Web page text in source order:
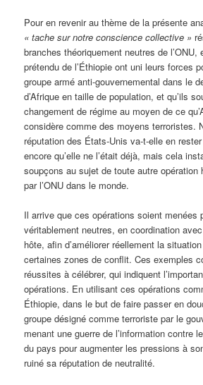
Pour en revenir au thème de la présente
« tache sur notre conscience collective »
branches théoriquement neutres de l’ONU,
prétendu de l’Éthiopie ont uni leurs forces
groupe armé anti-gouvernemental dans le
d’Afrique en taille de population, et qu’ils
changement de régime au moyen de ce
considère comme des moyens terroristes.
réputation des États-Unis va-t-elle en
encore qu’elle ne l’était déjà, mais cela
soupçons au sujet de toute autre opération
par l’ONU dans le monde.
Il arrive que ces opérations soient menées
véritablement neutres, en coordination
hôte, afin d’améliorer réellement la
certaines zones de conflit. Ces exemples
réussites à célébrer, qui indiquent
opérations. En utilisant ces opérations
Éthiopie, dans le but de faire passer en
groupe désigné comme terroriste par le
menant une guerre de l’information contre
du pays pour augmenter les pressions à
ruiné sa réputation de neutralité.